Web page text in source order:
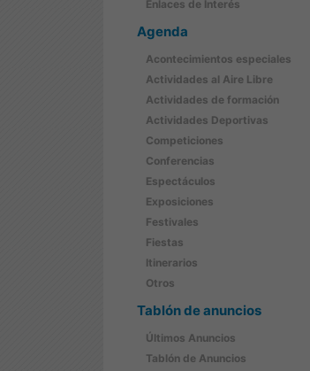
Enlaces de Interés
Agenda
Acontecimientos especiales
Actividades al Aire Libre
Actividades de formación
Actividades Deportivas
Competiciones
Conferencias
Espectáculos
Exposiciones
Festivales
Fiestas
Itinerarios
Otros
Tablón de anuncios
Últimos Anuncios
Tablón de Anuncios